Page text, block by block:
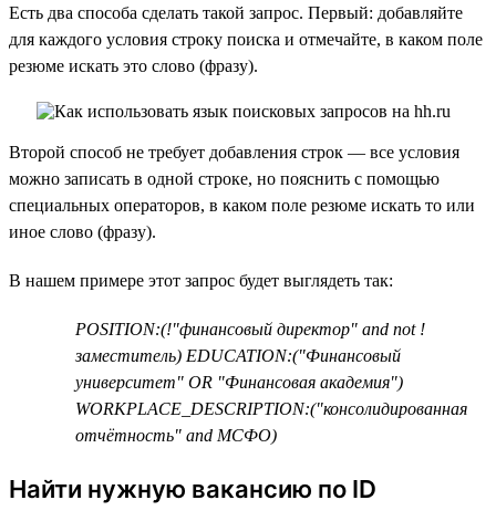
Есть два способа сделать такой запрос. Первый: добавляйте
для каждого условия строку поиска и отмечайте, в каком поле
резюме искать это слово (фразу).
Второй способ не требует добавления строк — все условия
можно записать в одной строке, но пояснить с помощью
специальных операторов, в каком поле резюме искать то или
иное слово (фразу).
В нашем примере этот запрос будет выглядеть так:
POSITION:(!"финансовый директор" and not !
заместитель) EDUCATION:("Финансовый
университет" OR "Финансовая академия")
WORKPLACE_DESCRIPTION:("консолидированная
отчётность" and МСФО)
Найти нужную вакансию по ID